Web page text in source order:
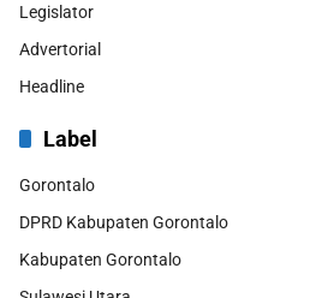
Legislator
Advertorial
Headline
Label
Gorontalo
DPRD Kabupaten Gorontalo
Kabupaten Gorontalo